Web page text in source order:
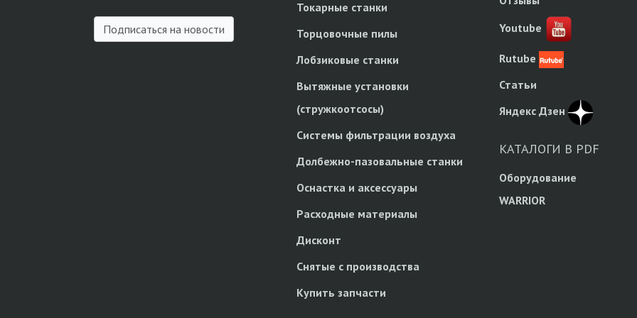
Youtube
Rutube
Статьи
Яндекс Дзен
КАТАЛОГИ В PDF
Оборудование
WARRIOR
Токарные станки
Торцовочные пилы
Лобзиковые станки
Вытяжные установки
(стружкоотсосы)
Системы фильтрации воздуха
Долбежно-пазовальные станки
Оснастка и аксессуары
Расходные материалы
Дисконт
Снятые с производства
Купить запчасти
Подписаться на новости